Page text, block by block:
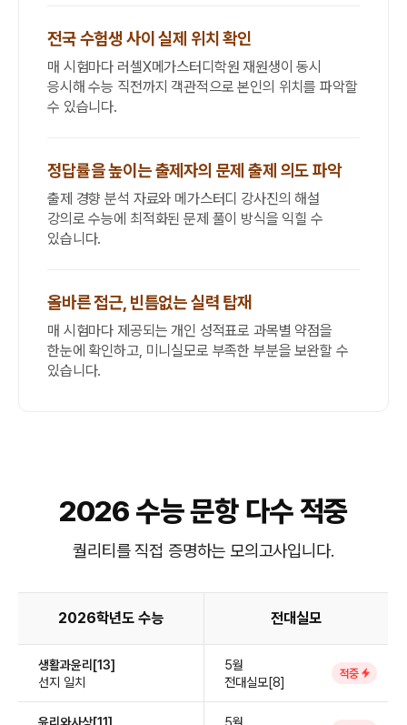
전국 수험생 사이 실제 위치 확인
매 시험마다 러셀X메가스터디학원 재원생이 동시
응시해 수능 직전까지 객관적으로 본인의 위치를 파악할
수 있습니다.
정답률을 높이는 출제자의 문제 출제 의도 파악
출제 경향 분석 자료와 메가스터디 강사진의 해설
강의로 수능에 최적화된 문제 풀이 방식을 익힐 수
있습니다.
올바른 접근, 빈틈없는 실력 탑재
매 시험마다 제공되는 개인 성적표로 과목별 약점을
한눈에 확인하고, 미니실모로 부족한 부분을 보완할 수
있습니다.
2026 수능 문항 다수 적중
퀄리티를 직접 증명하는 모의고사입니다.
2026학년도 수능 전대실모
생활과윤리[13]
선지 일치
5월
전대실모[8]
적중
윤리와사상[11]
5월